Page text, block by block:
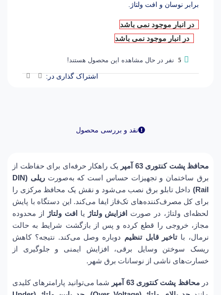
برابر نوسان و افت ولتاژ.
در انبار موجود نمی باشد
در انبار موجود نمی باشد
5 نفر در حال مشاهده این محصول هستند!
اشتراک گذاری در:
نقد و بررسی محصول
محافظ پشت کنتوری 63 آمپر
یک راهکار حرفه‌ای برای حفاظت از
برق ساختمان و تجهیزات حساس است که به‌صورت
ریلی (DIN
Rail)
داخل تابلو برق نصب می‌شود و نقش یک محافظ مرکزی را
برای کل مصرف‌کننده‌های تک‌فاز ایفا می‌کند. این دستگاه با پایش
لحظه‌ای ولتاژ، در صورت
افزایش ولتاژ یا افت ولتاژ از محدوده
مجاز، خروجی را قطع کرده و پس از بازگشت شرایط به حالت
نرمال، باتاخیر قابل تنظیم دوباره وصل می‌کند. نتیجه؟ کاهش
ریسک سوختن وسایل برقی، افزایش ایمنی و جلوگیری از
خسارت‌های ناشی از نوسانات برق شهر.
درمحافظ پشت کنتوری 63 آمپر
شما می‌توانید پارامترهای کلیدی